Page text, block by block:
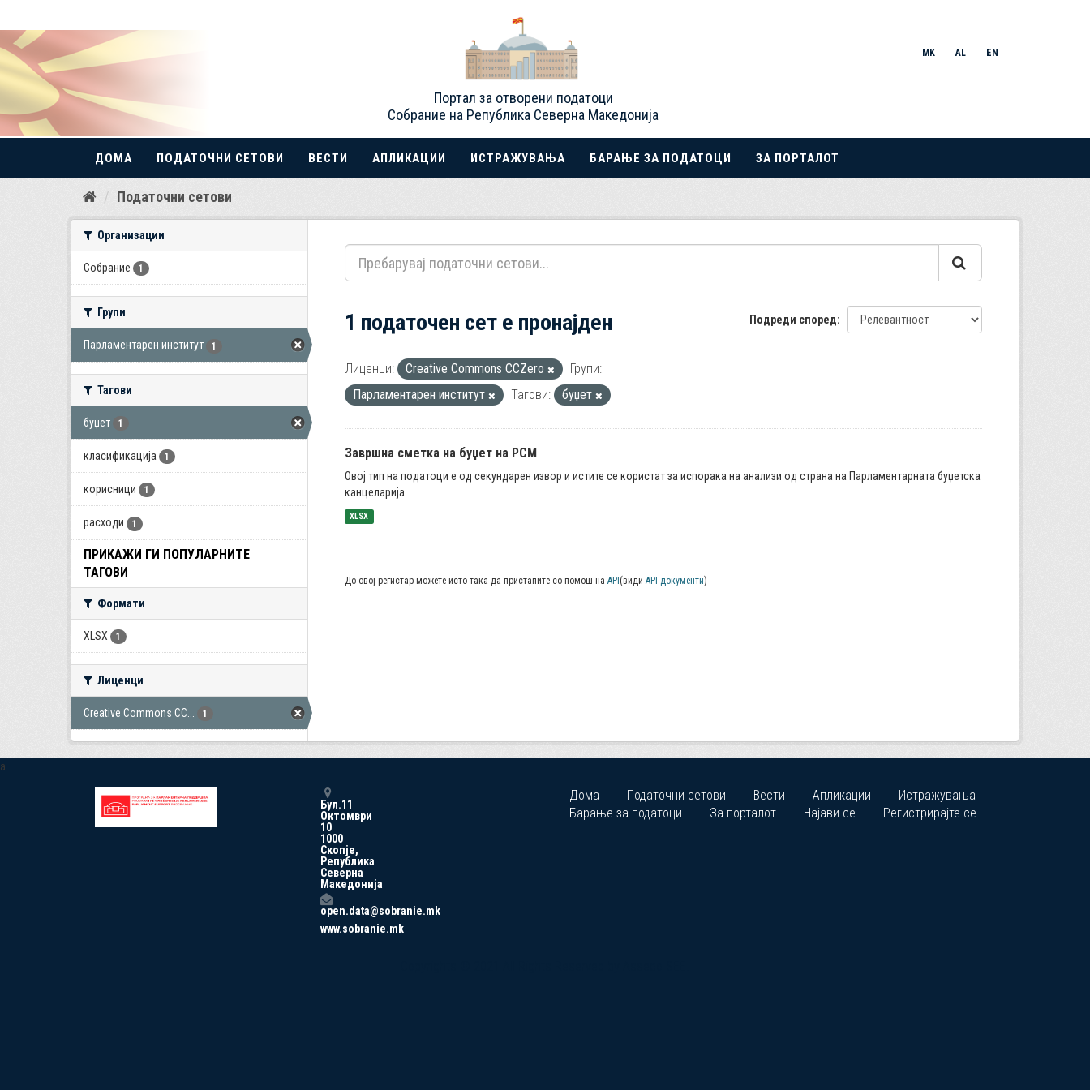
Прескокнете
Портал за отворени податоци
Собрание на Република Северна Македонија
MK AL EN
ДОМА ПОДАТОЧНИ СЕТОВИ ВЕСТИ АПЛИКАЦИИ ИСТРАЖУВАЊА БАРАЊЕ ЗА ПОДАТОЦИ ЗА ПОРТАЛОТ
Податочни сетови
Организации
Собрание 1
Групи
Парламентарен институт 1
Тагови
буџет 1
класификација 1
корисници 1
расходи 1
ПРИКАЖИ ГИ ПОПУЛАРНИТЕ
ТАГОВИ
Формати
XLSX 1
Лиценци
Creative Commons CC... 1
Подреди според
1 податочен сет е пронајден
Лиценци: Creative Commons CCZero
Групи:
Парламентарен институт
Тагови: буџет
Завршна сметка на буџет на РСМ
Овој тип на податоци е од секундарен извор и истите се користат за испорака на анализи од страна на Парламентарната буџетска
канцеларија
XLSX
До овој регистар можете исто така да пристапите со помош на API (види API документи)
a
Бул.11
Октомври
10
1000
Скопје,
Република
Северна
Македонија
open.data@sobranie.mk
www.sobranie.mk
Дома Податочни сетови Вести Апликации
Истражувања
Барање за податоци
За порталот Најави се Регистрирајте се